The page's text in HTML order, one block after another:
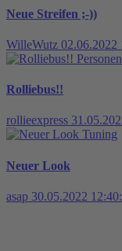
Neue Streifen ;-))
WilleWutz 02.06.2022
Rolliebus!!
rollieexpress
Tuning
Neuer Look
asap 30.05.2022